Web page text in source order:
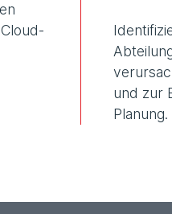
und zur
Planung.